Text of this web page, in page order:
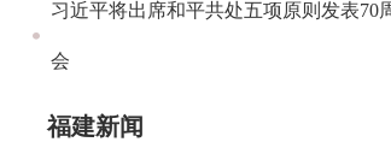
习近平将出席和平共处五项原则发表70
会
福建新闻